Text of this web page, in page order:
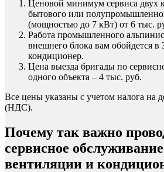
Ценовой минимум сервиса двух
бытового или
(мощностью до 7 кВт) от 6 тыс.
Работа промышленного
внешнего блока вам обойдется в
кондиционер.
Цена выезда бригады по
одного объекта – 4 тыс. руб.
Все цены указаны с учетом налога на
(НДС).
Почему так важно
сервисное
вентиляции и